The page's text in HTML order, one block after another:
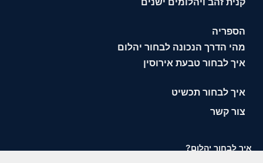
הספריה
מהי הדרך הנכונה לבחור יהלום
איך לבחור טבעת אירוסין
איך לבחור תכשיט
צור קשר
איך לבחור יהלום?